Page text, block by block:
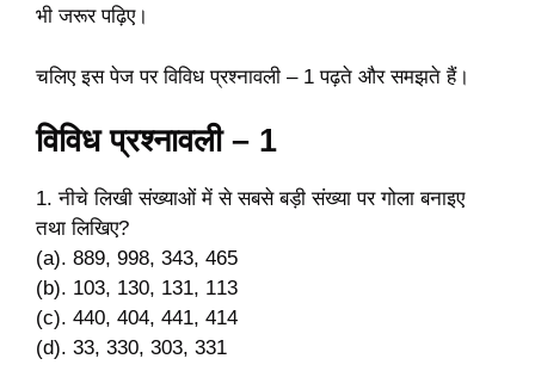
भी जरूर पढ़िए।
चलिए इस पेज पर विविध प्रश्नावली – 1 पढ़ते और समझते हैं।
विविध प्रश्नावली – 1
1. नीचे लिखी संख्याओं में से सबसे बड़ी संख्या पर गोला बनाइए
तथा लिखिए?
(a). 889, 998, 343, 465
(b). 103, 130, 131, 113
(c). 440, 404, 441, 414
(d). 33, 330, 303, 331